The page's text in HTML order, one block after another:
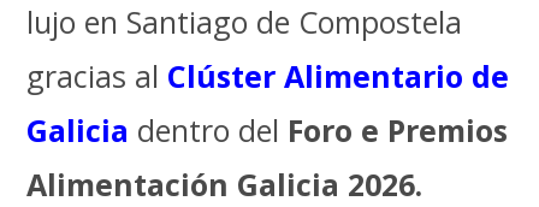
lujo en Santiago de Compostela
gracias al Clúster Alimentario de
Galicia dentro del Foro e Premios
Alimentación Galicia 2026.